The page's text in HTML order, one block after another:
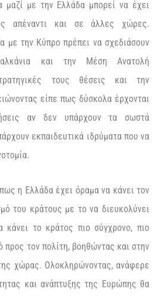
μαζί με την Ελλάδα μπορεί να έχει
απέναντι και σε άλλες χώρες.
με την Κύπρο πρέπει να σχεδιάσουν
και την Μέση Ανατολή
τους θέσεις και την
είπε πως δύσκολα έρχονται
αν δεν υπάρχουν τα σωστά
εκπαιδευτικά ιδρύματα που να
η Ελλάδα έχει όραμα να κάνει τον
του κράτους με το να διευκολύνει
κάνει το κράτος πιο σύγχρονο, πιο
προς τον πολίτη, βοηθώντας και στην
χώρας. Ολοκληρώνοντας, ανάφερε
και ανάπτυξης της Ευρώπης θα